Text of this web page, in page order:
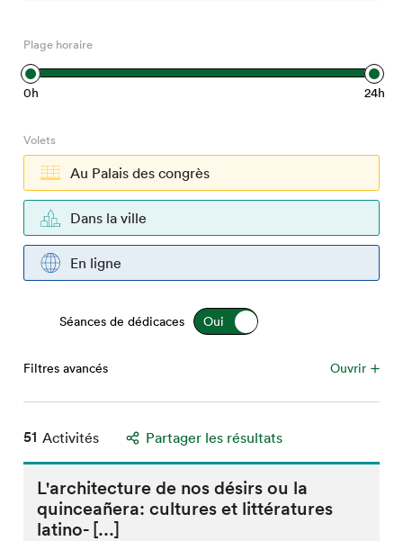
Espace médias
Plage horaire
0h 24h
Volets
Au Palais des congrès
Dans la ville
En ligne
Séances de dédicaces
Filtres avancés Ouvrir
51 Activités Partager les résultats
L'architecture de nos désirs ou la
quinceañera: cultures et littératures
latino- [...]